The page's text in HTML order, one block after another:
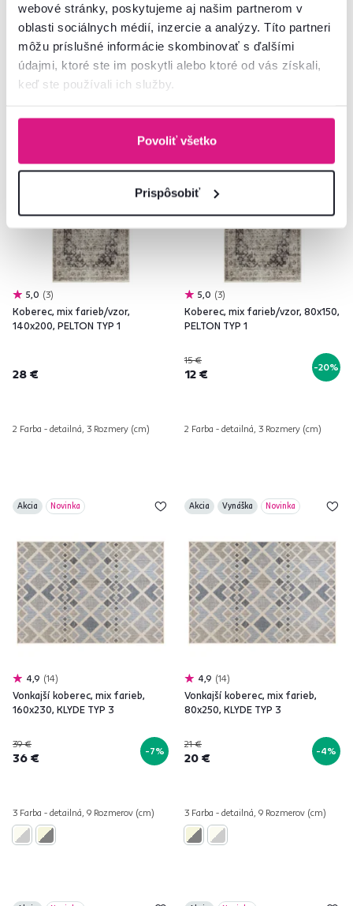
webové stránky, poskytujeme aj našim partnerom v
oblasti sociálnych médií, inzercie a analýzy. Títo partneri
môžu príslušné informácie skombinovať s ďalšími
údajmi, ktoré ste im poskytli alebo ktoré od vás získali,
keď ste používali ich služby.
Povoliť všetko
Prispôsobiť
2 Farba - detailná, 3 Rozmery (cm) 2 Farba - detailná, 3 Rozmery (cm)
5,0 3
Koberec, mix farieb/vzor,
140x200, PELTON TYP 1
28 €
2 Farba - detailná, 3 Rozmery (cm)
Akcia Vynáška
5,0 3
Koberec, mix farieb/vzor, 80x150,
PELTON TYP 1
15 €
12 € -20%
2 Farba - detailná, 3 Rozmery (cm)
Akcia Novinka
4,9 14
Vonkajší koberec, mix farieb,
160x230, KLYDE TYP 3
39 €
36 € -7%
3 Farba - detailná, 9 Rozmerov (cm)
Akcia Vynáška Novinka
4,9 14
Vonkajší koberec, mix farieb,
80x250, KLYDE TYP 3
21 €
20 € -4%
3 Farba - detailná, 9 Rozmerov (cm)